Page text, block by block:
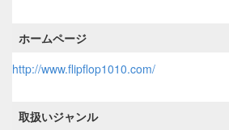
ホームページ
http://www.flipflop1010.com/
取扱いジャンル